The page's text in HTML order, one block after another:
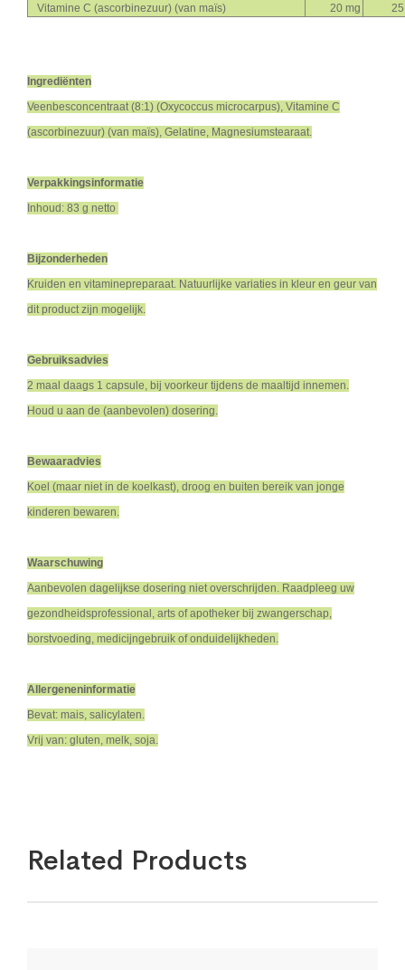
Vitamine C (ascorbinezuur) (van maïs)
20 mg 25
Ingrediënten
Veenbesconcentraat (8:1) (Oxycoccus microcarpus), Vitamine C
(ascorbinezuur) (van maïs), Gelatine, Magnesiumstearaat.
Verpakkingsinformatie
Inhoud: 83 g netto
Bijzonderheden
Kruiden en vitaminepreparaat. Natuurlijke variaties in kleur en geur van
dit product zijn mogelijk.
Gebruiksadvies
2 maal daags 1 capsule, bij voorkeur tijdens de maaltijd innemen.
Houd u aan de (aanbevolen) dosering.
Bewaaradvies
Koel (maar niet in de koelkast), droog en buiten bereik van jonge
kinderen bewaren.
Waarschuwing
Aanbevolen dagelijkse dosering niet overschrijden. Raadpleeg uw
gezondheidsprofessional, arts of apotheker bij zwangerschap,
borstvoeding, medicijngebruik of onduidelijkheden.
Allergeneninformatie
Bevat: mais, salicylaten.
Vrij van: gluten, melk, soja.
Related Products